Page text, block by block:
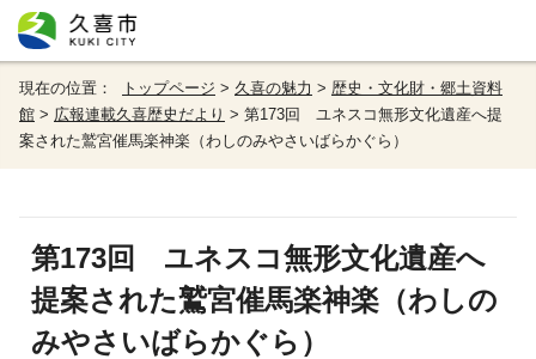
現在の位置： トップページ > 久喜の魅力 > 歴史・文化財・郷土資料
館 > 広報連載久喜歴史だより > 第173回 ユネスコ無形文化遺産へ提
案された鷲宮催馬楽神楽（わしのみやさいばらかぐら）
第173回 ユネスコ無形文化遺産へ
提案された鷲宮催馬楽神楽（わしの
みやさいばらかぐら）